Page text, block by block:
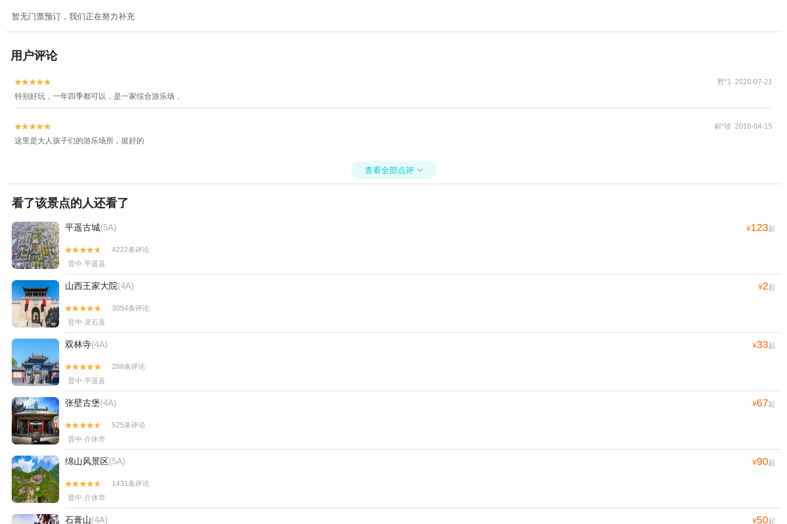
暂无门票预订，我们正在努力补充
用户评论

 野*1 2020-07-21
特别好玩，一年四季都可以，是一家综合游乐场，

 郝*珍 2018-04-15
这里是大人孩子们的游乐场所，挺好的
查看全部点评 
看了该景点的人还看了
平遥古城(5A) ¥123起


4222条评论
晋中·平遥县
山西王家大院(4A) ¥2起


3054条评论
晋中·灵石县
双林寺(4A) ¥33起


288条评论
晋中·平遥县
张壁古堡(4A) ¥67起


525条评论
晋中·介休市
绵山风景区(5A) ¥90起


1431条评论
晋中·介休市
石膏山(4A) ¥50起